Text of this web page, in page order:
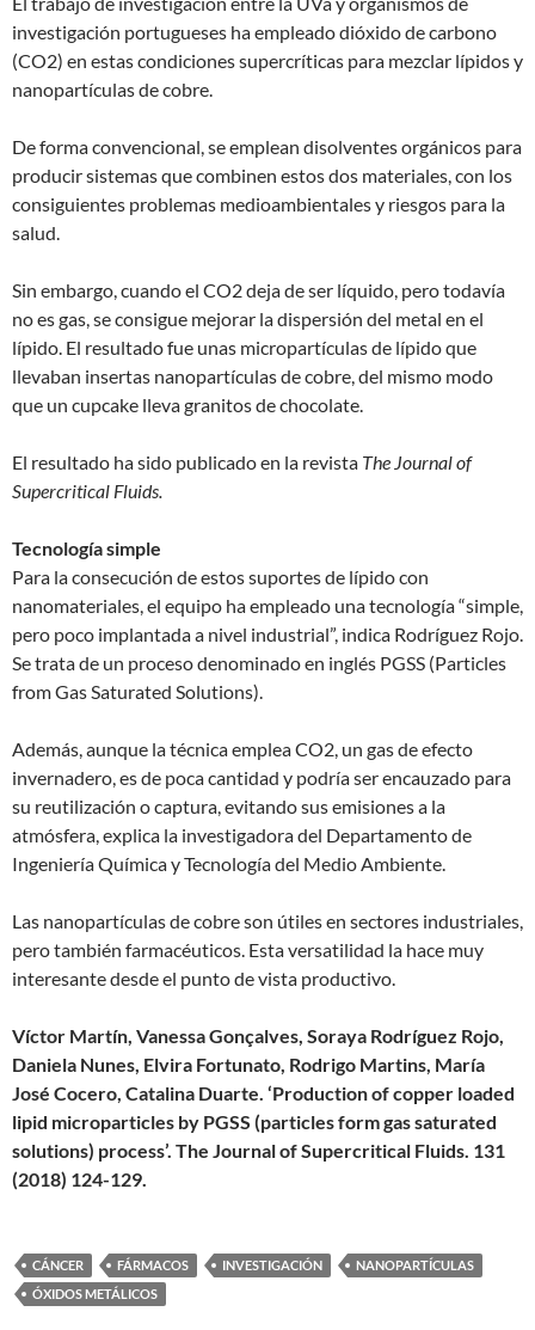
investigación portugueses ha empleado dióxido de carbono
(CO2) en estas condiciones supercríticas para mezclar lípidos y
nanopartículas de cobre.
De forma convencional, se emplean disolventes orgánicos para
producir sistemas que combinen estos dos materiales, con los
consiguientes problemas medioambientales y riesgos para la
salud.
Sin embargo, cuando el CO2 deja de ser líquido, pero todavía
no es gas, se consigue mejorar la dispersión del metal en el
lípido. El resultado fue unas micropartículas de lípido que
llevaban insertas nanopartículas de cobre, del mismo modo
que un cupcake lleva granitos de chocolate.
El resultado ha sido publicado en la revista The Journal of
Supercritical Fluids.
Tecnología simple
Para la consecución de estos suportes de lípido con
nanomateriales, el equipo ha empleado una tecnología “simple,
pero poco implantada a nivel industrial”, indica Rodríguez Rojo.
Se trata de un proceso denominado en inglés PGSS (Particles
from Gas Saturated Solutions).
Además, aunque la técnica emplea CO2, un gas de efecto
invernadero, es de poca cantidad y podría ser encauzado para
su reutilización o captura, evitando sus emisiones a la
atmósfera, explica la investigadora del Departamento de
Ingeniería Química y Tecnología del Medio Ambiente.
Las nanopartículas de cobre son útiles en sectores industriales,
pero también farmacéuticos. Esta versatilidad la hace muy
interesante desde el punto de vista productivo.
Víctor Martín, Vanessa Gonçalves, Soraya Rodríguez Rojo,
Daniela Nunes, Elvira Fortunato, Rodrigo Martins, María
José Cocero, Catalina Duarte. ‘Production of copper loaded
lipid microparticles by PGSS (particles form gas saturated
solutions) process’. The Journal of Supercritical Fluids. 131
(2018) 124-129.
CÁNCER FÁRMACOS INVESTIGACIÓN
NANOPARTÍCULAS
ÓXIDOS METÁLICOS